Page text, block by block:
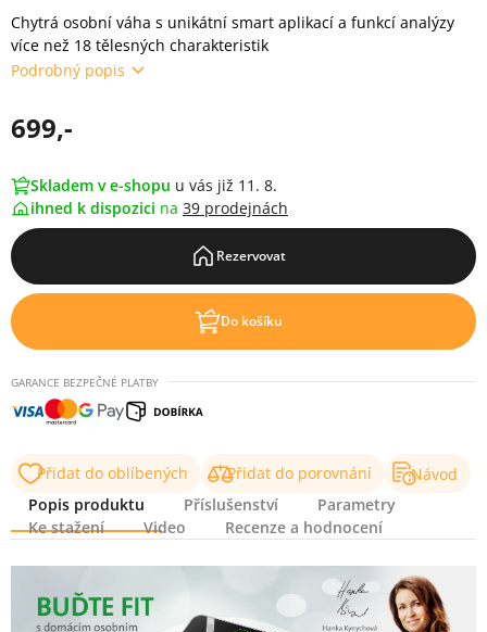
Chytrá osobní váha s unikátní smart aplikací a funkcí analýzy
více než 18 tělesných charakteristik
Podrobný popis
699,-
Skladem v e-shopu u vás již 11. 8.
ihned k dispozici na 39 prodejnách
Rezervovat
Do košíku
GARANCE BEZPEČNÉ PLATBY
Přidat do oblíbených Přidat do porovnání
Návod
Popis produktu
Příslušenství
Parametry
Ke stažení
Video Recenze a hodnocení